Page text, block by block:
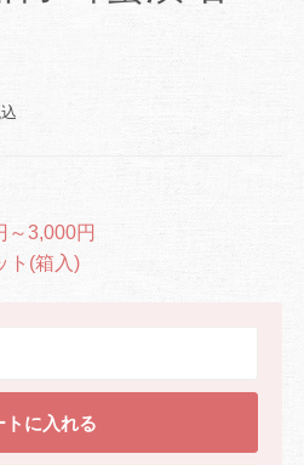
～3,000円
ト(箱入)
トに入れる